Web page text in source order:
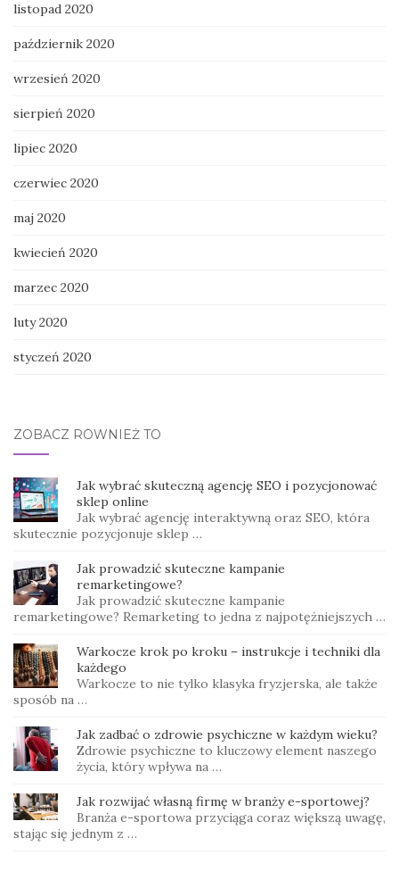
listopad 2020
październik 2020
wrzesień 2020
sierpień 2020
lipiec 2020
czerwiec 2020
maj 2020
kwiecień 2020
marzec 2020
luty 2020
styczeń 2020
ZOBACZ RÓWNIEŻ TO
Jak wybrać skuteczną agencję SEO i pozycjonować
sklep online
Jak wybrać agencję interaktywną oraz SEO, która
skutecznie pozycjonuje sklep …
Jak prowadzić skuteczne kampanie
remarketingowe?
Jak prowadzić skuteczne kampanie
remarketingowe? Remarketing to jedna z najpotężniejszych …
Warkocze krok po kroku – instrukcje i techniki dla
każdego
Warkocze to nie tylko klasyka fryzjerska, ale także
sposób na …
Jak zadbać o zdrowie psychiczne w każdym wieku?
Zdrowie psychiczne to kluczowy element naszego
życia, który wpływa na …
Jak rozwijać własną firmę w branży e-sportowej?
Branża e-sportowa przyciąga coraz większą uwagę,
stając się jednym z …